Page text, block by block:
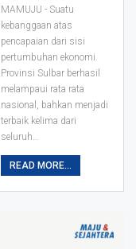
MAMUJU - Suatu
kebanggaan atas
pencapaian dari sisi
pertumbuhan ekonomi.
Provinsi Sulbar berhasil
melampaui rata rata
nasional, bahkan menjadi
terbaik kelima dari
seluruh…
READ MORE...